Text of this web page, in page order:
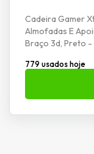
Cadeira Gamer
Almofadas E
Braço 3d, Preto
779 usados hoje